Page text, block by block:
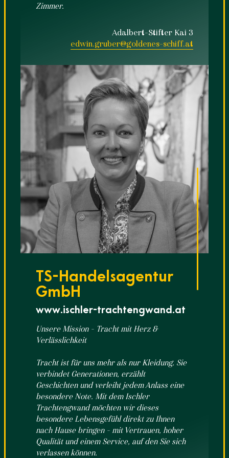
Zimmer.
Adalbert-Stifter Kai 3
edwin.gruber@goldenes-schiff.at
TS-Handelsagentur
GmbH
www.ischler-trachtengwand.at
Unsere Mission – Tracht mit Herz &
Verlässlichkeit
Tracht ist für uns mehr als nur Kleidung. Sie
verbindet Generationen, erzählt
Geschichten und verleiht jedem Anlass eine
besondere Note. Mit dem Ischler
Trachtengwand möchten wir dieses
besondere Lebensgefühl direkt zu Ihnen
nach Hause bringen – mit Vertrauen, hoher
Qualität und einem Service, auf den Sie sich
verlassen können.